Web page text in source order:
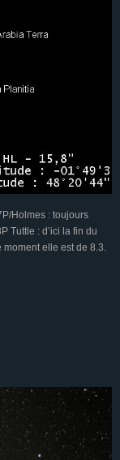
Holmes : toujours
Tuttle : d’ici la fin du
elle est de 8.3.